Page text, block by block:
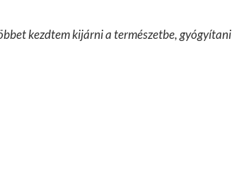
kezdtem kijárni a természetbe, gyógyítani